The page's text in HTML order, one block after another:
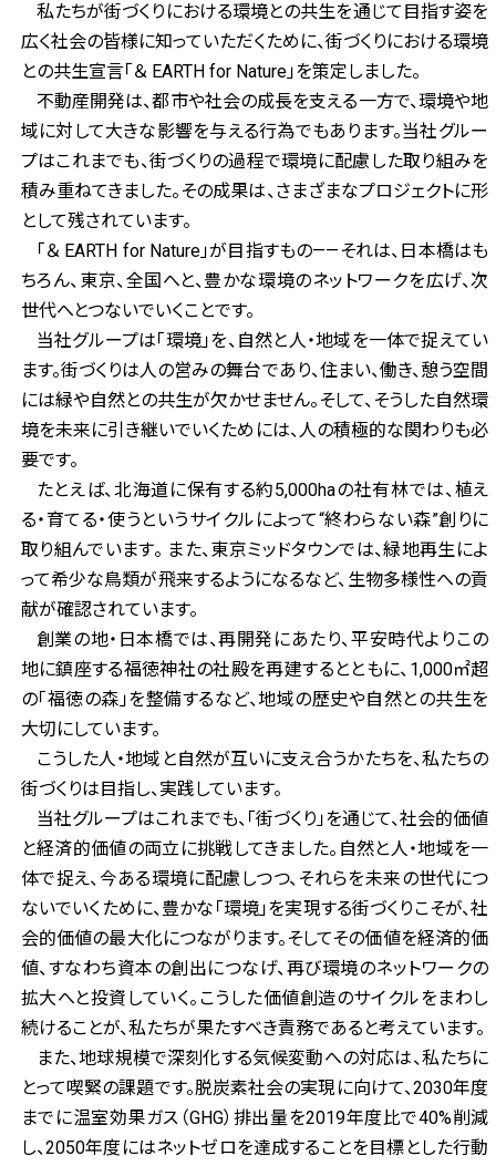
私たちが街づくりにおける環境との共生を通じて目指す姿を
広く社会の皆様に知っていただくために、街づくりにおける環境
との共生宣言「＆ EARTH for Nature」を策定しました。
不動産開発は、都市や社会の成長を支える一方で、環境や地
域に対して大きな影響を与える行為でもあります。当社グルー
プはこれまでも、街づくりの過程で環境に配慮した取り組みを
積み重ねてきました。その成果は、さまざまなプロジェクトに形
として残されています。
「＆ EARTH for Nature」が目指すもの——それは、日本橋はも
ちろん、東京、全国へと、豊かな環境のネットワークを広げ、次
世代へとつないでいくことです。
当社グループは「環境」を、自然と人・地域を一体で捉えてい
ます。街づくりは人の営みの舞台であり、住まい、働き、憩う空間
には緑や自然との共生が欠かせません。そして、そうした自然環
境を未来に引き継いでいくためには、人の積極的な関わりも必
要です。
たとえば、北海道に保有する約5,000haの社有林では、植え
る・育てる・使うというサイクルによって“終わらない森”創りに
取り組んでいます。 また、東京ミッドタウンでは、緑地再生によ
って希少な鳥類が飛来するようになるなど、生物多様性への貢
献が確認されています。
創業の地・日本橋では、再開発にあたり、平安時代よりこの
地に鎮座する福徳神社の社殿を再建するとともに、1,000㎡超
の「福徳の森」を整備するなど、地域の歴史や自然との共生を
大切にしています。
こうした人・地域と自然が互いに支え合うかたちを、私たちの
街づくりは目指し、実践しています。
当社グループはこれまでも、「街づくり」を通じて、社会的価値
と経済的価値の両立に挑戦してきました。自然と人・地域を一
体で捉え、今ある環境に配慮しつつ、それらを未来の世代につ
ないでいくために、豊かな「環境」を実現する街づくりこそが、社
会的価値の最大化につながります。そしてその価値を経済的価
値、すなわち資本の創出につなげ、再び環境のネットワークの
拡大へと投資していく。こうした価値創造のサイクルをまわし
続けることが、私たちが果たすべき責務であると考えています。
また、地球規模で深刻化する気候変動への対応は、私たちに
とって喫緊の課題です。脱炭素社会の実現に向けて、2030年度
までに温室効果ガス（GHG）排出量を2019年度比で40%削減
し、2050年度にはネットゼロを達成することを目標とした行動